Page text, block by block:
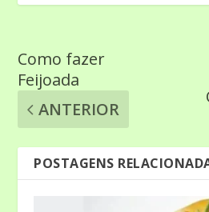
Como fazer
Feijoada
ANTERIOR
POSTAGENS